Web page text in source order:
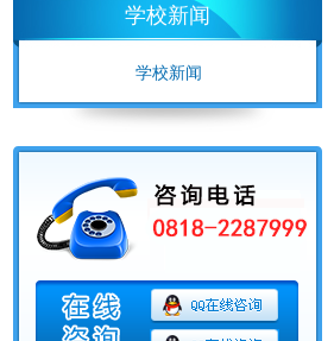
学校新闻
学校新闻